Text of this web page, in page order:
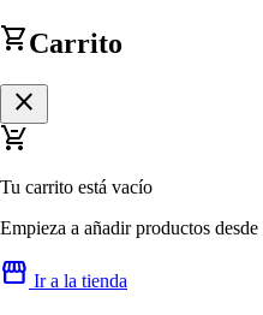
shopping_cartCarrito
close
remove_shopping_cart
Tu carrito está vacío
Empieza a añadir productos desde
storefront Ir a la tienda